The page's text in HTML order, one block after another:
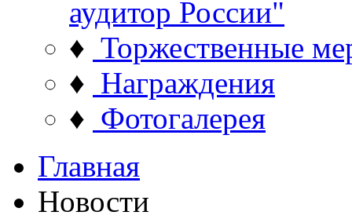
аудитор России"
♦ Торжественные
♦ Награждения
♦ Фотогалерея
Главная
Новости